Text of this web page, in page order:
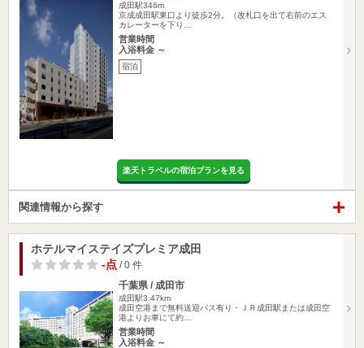
成田駅346m
京成成田駅東口より徒歩2分。（改札口を出て右前のエス
カレーターを下り…
営業時間
入浴料金 ～
宿泊
楽天トラベルの宿泊プランを見る
関連情報から探す
ホテルマイステイズプレミア成田
-点 / 0 件
千葉県 / 成田市
成田駅3.47km
成田空港まで無料送迎バス有り・ＪＲ成田駅または成田空
港よりお車にて約…
営業時間
入浴料金 ～